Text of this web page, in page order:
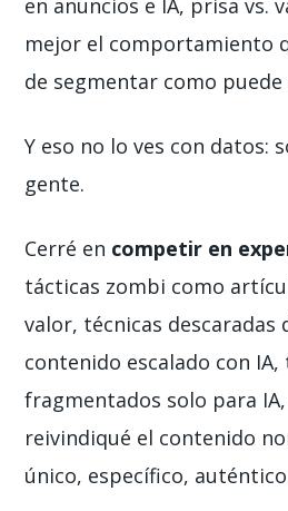
en anuncios e IA, prisa vs.
mejor el comportamiento
de segmentar como puede
Y eso no lo ves con datos:
gente.
Cerré en competir en
tácticas zombi como
valor, técnicas descaradas
contenido escalado con IA,
fragmentados solo para
reivindiqué el contenido
único, específico,